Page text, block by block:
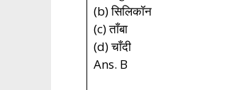
(b) सिलिकॉन
(c) ताँबा
(d) चाँदी
Ans. B